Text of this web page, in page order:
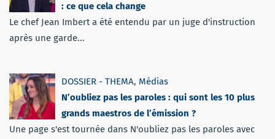
: ce que cela change
Le chef Jean Imbert a été entendu par un juge d'instruction
après une garde...
DOSSIER - THEMA, Médias
N’oubliez pas les paroles : qui sont les 10 plus
grands maestros de l’émission ?
Une page s'est tournée dans N'oubliez pas les paroles avec